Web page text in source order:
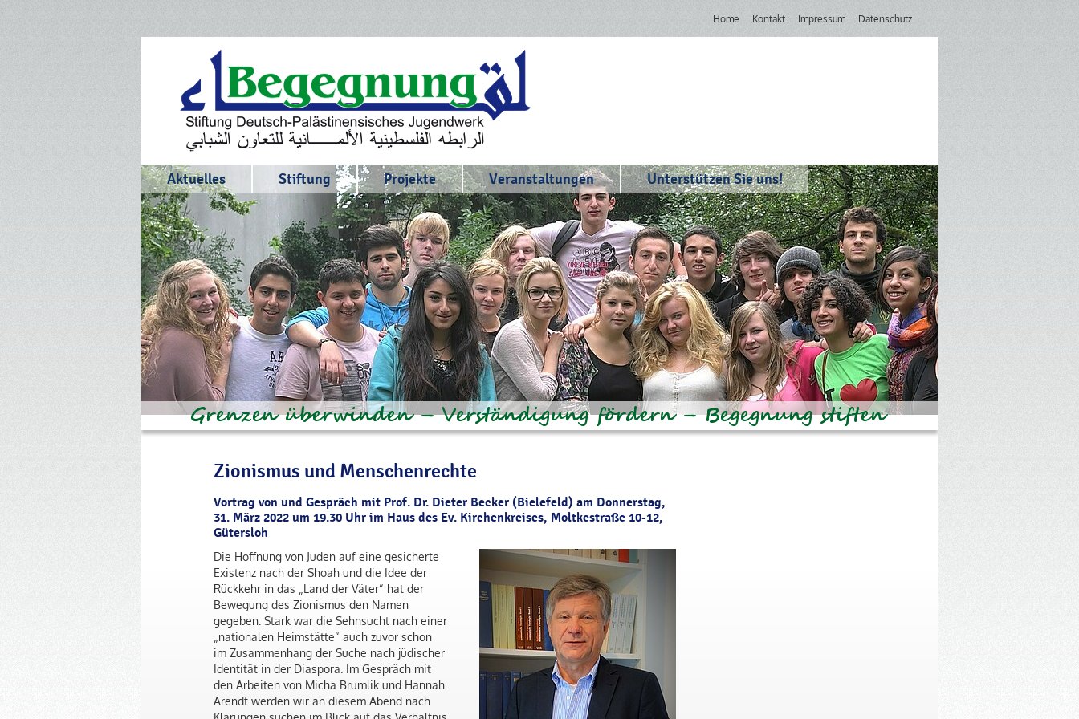
Home Kontakt Impressum Datenschutz
Aktuelles Stiftung Projekte Veranstaltungen Unterstützen Sie uns!
Zionismus und Menschenrechte
Vortrag von und Gespräch mit Prof. Dr. Dieter Becker (Bielefeld) am Donnerstag,
31. März 2022 um 19.30 Uhr im Haus des Ev. Kirchenkreises, Moltkestraße 10-12,
Gütersloh
Die Hoffnung von Juden auf eine gesicherte
Existenz nach der Shoah und die Idee der
Rückkehr in das „Land der Väter“ hat der
Bewegung des Zionismus den Namen
gegeben. Stark war die Sehnsucht nach einer
„nationalen Heimstätte“ auch zuvor schon
im Zusammenhang der Suche nach jüdischer
Identität in der Diaspora. Im Gespräch mit
den Arbeiten von Micha Brumlik und Hannah
Arendt werden wir an diesem Abend nach